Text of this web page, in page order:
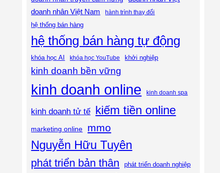
doanh nhân Việt Nam
hành trình thay đổi
hệ thống bán hàng
hệ thống bán hàng tự động
khóa học AI khóa học YouTube khởi nghiệp
kinh doanh bền vững
kinh doanh online kinh doanh spa
kinh doanh tử tế kiếm tiền online
marketing online mmo
Nguyễn Hữu Tuyên
phát triển bản thân phát triển doanh nghiệp